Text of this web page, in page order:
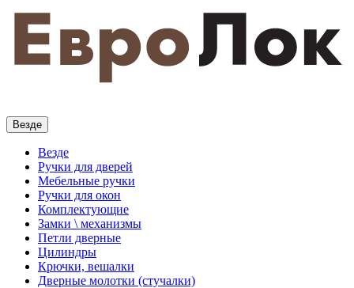
Везде
Везде
Ручки для дверей
Мебельные ручки
Ручки для окон
Комплектующие
Замки \ механизмы
Петли дверные
Цилиндры
Крючки, вешалки
Дверные молотки (стучалки)